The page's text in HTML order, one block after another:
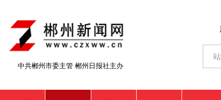
中共郴州市委主管 郴州日报社主办